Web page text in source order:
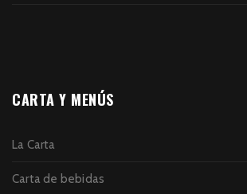
CARTA Y MENÚS
La Carta
Carta de bebidas